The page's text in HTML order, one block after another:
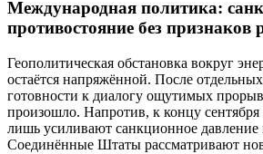
Международная политика:
противостояние без признаков
Геополитическая обстановка вокруг
остаётся напряжённой. После
готовности к диалогу ощутимых
произошло. Напротив, к концу
лишь усиливают санкционное давление
Соединённые Штаты рассматривают